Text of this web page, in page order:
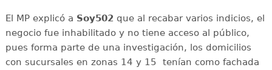
El MP explicó a Soy502que al recabar varios indicios, el
negocio fue inhabilitado y no tiene acceso al público,
pues forma parte de una investigación, los domicilios
con sucursales en zonas 14 y 15 tenían como fachada